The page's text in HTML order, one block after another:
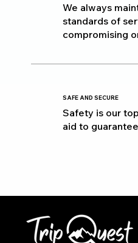
We always
standards of
compromising
SAFE AND SECURE
Safety is our
aid to